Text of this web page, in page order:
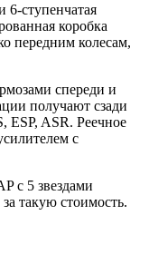
6-ступенчатая
коробка
передним колесам,
спереди и
получают сзади
ASR. Реечное
с
с 5 звездами
такую стоимость.